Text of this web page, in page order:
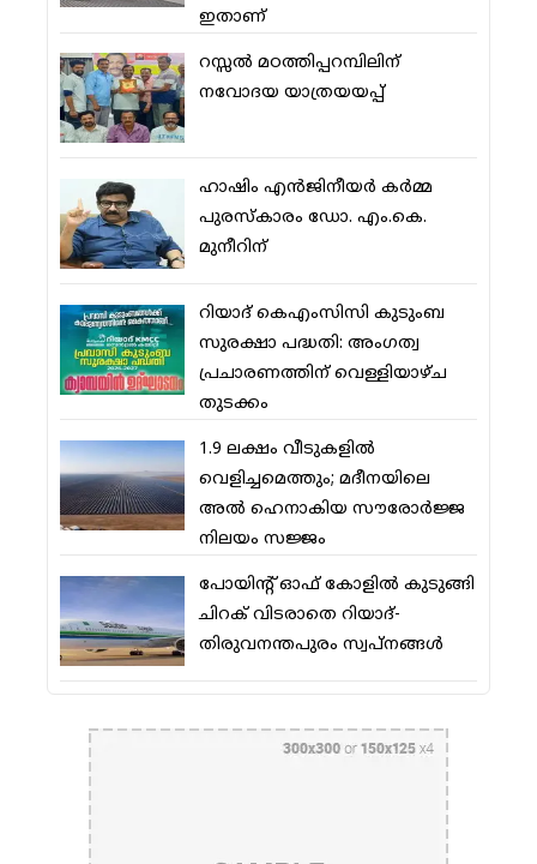
ഇതാണ്
റസ്സല്‍ മഠത്തിപ്പറമ്പിലിന്
നവോദയ യാത്രയയപ്പ്
ഹാഷിം എന്‍ജിനീയര്‍ കര്‍മ്മ
പുരസ്‌കാരം ഡോ. എം.കെ.
മുനീറിന്
റിയാദ് കെഎംസിസി കുടുംബ
സുരക്ഷാ പദ്ധതി: അംഗത്വ
പ്രചാരണത്തിന് വെള്ളിയാഴ്ച
തുടക്കം
1.9 ലക്ഷം വീടുകളില്‍
വെളിച്ചമെത്തും; മദീനയിലെ
അല്‍ ഹെനാകിയ സൗരോര്‍ജ്ജ
നിലയം സജ്ജം
പോയിന്റ് ഓഫ് കോളില്‍ കുടുങ്ങി
ചിറക് വിടരാതെ റിയാദ്-
തിരുവനന്തപുരം സ്വപ്നങ്ങള്‍